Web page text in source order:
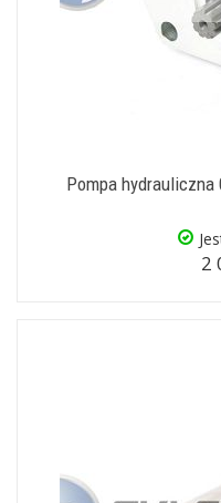
Pompa hydrauliczna
2